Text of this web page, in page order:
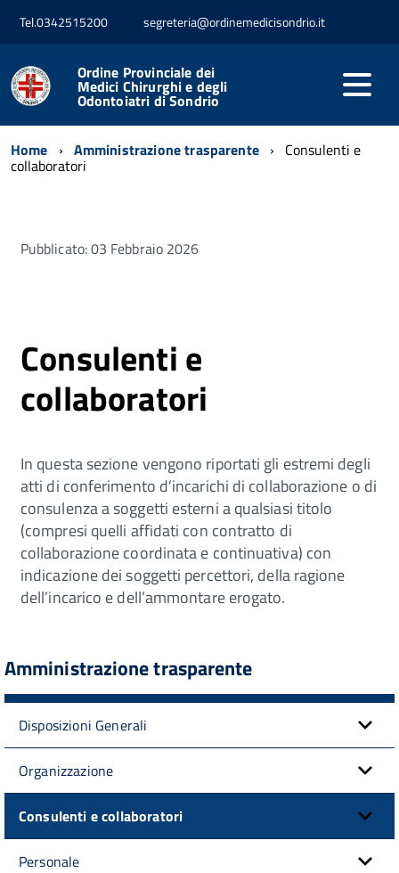
Tel.0342515200 segreteria@ordinemedicisondrio.it
Ordine Provinciale dei
Medici Chirurghi e degli
Odontoiatri di Sondrio
Home Amministrazione trasparente Consulenti e
collaboratori
Pubblicato: 03 Febbraio 2026
Consulenti e
collaboratori
In questa sezione vengono riportati gli estremi degli
atti di conferimento d’incarichi di collaborazione o di
consulenza a soggetti esterni a qualsiasi titolo
(compresi quelli affidati con contratto di
collaborazione coordinata e continuativa) con
indicazione dei soggetti percettori, della ragione
dell’incarico e dell’ammontare erogato.
Amministrazione trasparente
Disposizioni Generali
Organizzazione
Consulenti e collaboratori
Personale